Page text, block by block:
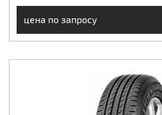
цена по запросу